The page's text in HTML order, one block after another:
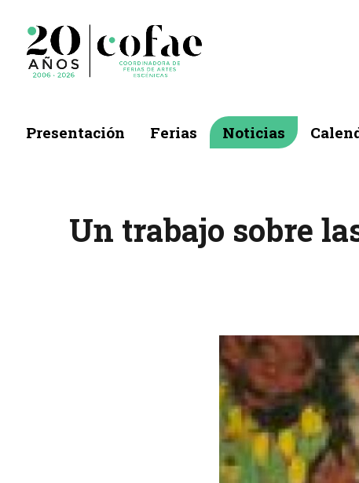
Presentación Ferias Noticias
Un trabajo sobre